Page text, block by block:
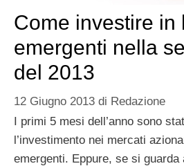
Come investire in
emergenti nella
del 2013
12 Giugno 2013 di Redazione
I primi 5 mesi dell’anno sono
l’investimento nei mercati
emergenti. Eppure, se si guarda